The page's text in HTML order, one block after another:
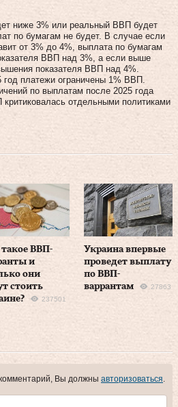
ниже 3% или реальный ВВП будет
по бумагам не будет. В случае если
от 3% до 4%, выплата по бумагам
ВВП над 3%, а если выше
показателя ВВП над 4%.
платежи ограничены 1% ВВП.
по выплатам после 2025 года
отдельными политиками
ВВП-
и
они
стоить
237501
Украина впервые
проведет выплату
по ВВП-
варрантам
27863
Вы должны авторизоваться.